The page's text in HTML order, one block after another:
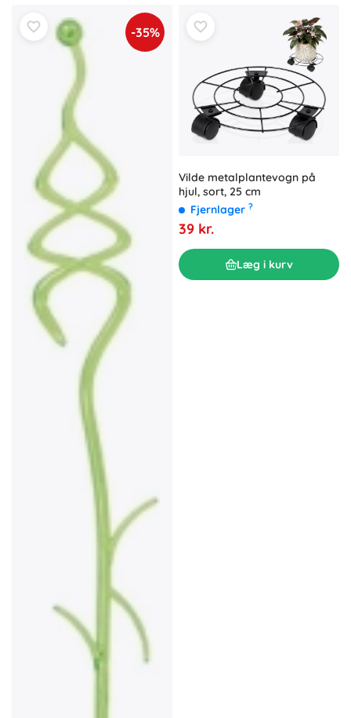
-35%
Vilde metalplantevogn på
hjul, sort, 25 cm
Fjernlager ?
39 kr.
Læg i kurv